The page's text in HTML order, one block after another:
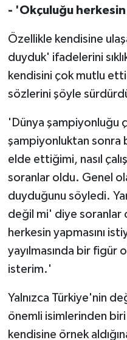
- 'Okçuluğu herkesin
Özellikle kendisine
duyduk' ifadelerini
kendisini çok mutlu
sözlerini şöyle
'Dünya şampiyonluğu
şampiyonluktan sonra
elde ettiğimi, nasıl
soranlar oldu. Genel
duyduğunu söyledi.
değil mi' diye soranlar
herkesin yapmasını
yayılmasında bir figür
isterim.'
Yalnızca Türkiye'nin
önemli isimlerinden
kendisine örnek